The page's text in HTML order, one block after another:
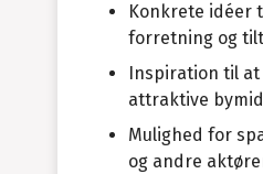
Konkrete idéer
forretning og
Inspiration til
attraktive
Mulighed for
og andre